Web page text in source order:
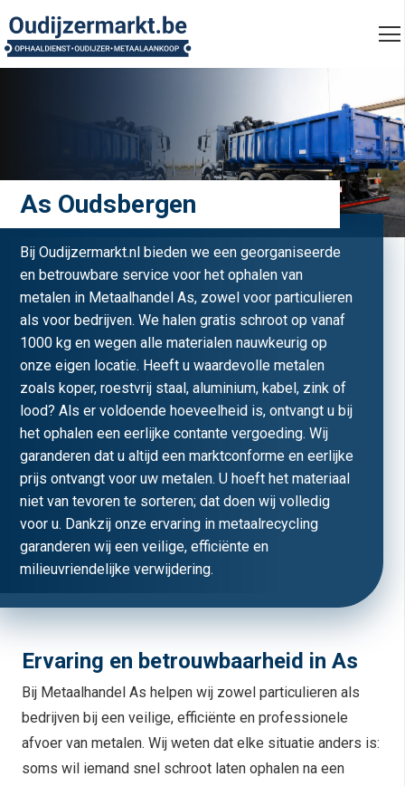
As Oudsbergen
Bij Oudijzermarkt.nl bieden we een georganiseerde
en betrouwbare service voor het ophalen van
metalen in Metaalhandel As, zowel voor particulieren
als voor bedrijven. We halen gratis schroot op vanaf
1000 kg en wegen alle materialen nauwkeurig op
onze eigen locatie. Heeft u waardevolle metalen
zoals koper, roestvrij staal, aluminium, kabel, zink of
lood? Als er voldoende hoeveelheid is, ontvangt u bij
het ophalen een eerlijke contante vergoeding. Wij
garanderen dat u altijd een marktconforme en eerlijke
prijs ontvangt voor uw metalen. U hoeft het materiaal
niet van tevoren te sorteren; dat doen wij volledig
voor u. Dankzij onze ervaring in metaalrecycling
garanderen wij een veilige, efficiënte en
milieuvriendelijke verwijdering.
Ervaring en betrouwbaarheid in As
Bij Metaalhandel As helpen wij zowel particulieren als
bedrijven bij een veilige, efficiënte en professionele
afvoer van metalen. Wij weten dat elke situatie anders is:
soms wil iemand snel schroot laten ophalen na een